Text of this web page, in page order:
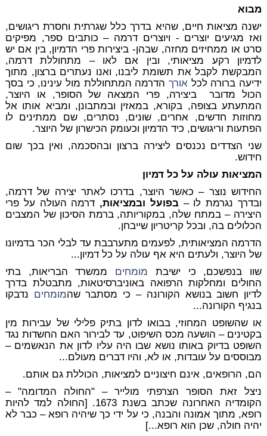
מבוא
ישנה מציאות חיים, שהיא בדרך כלל שגרתית וחסרת ריגושים,
ואז מגיעים יוצרים - ויוצרים דרמה – כותבים ספר, מפיקים
סרט או ממחיזים מחזה, שבהן- ביצירות פרי הדמיון, בין אם יש
לדמיון רקע מציאותי, ובין אם לאו – מתחוללת דרמה,
המבקשת לקבל את תשומת ליבנו, ואנו נעתרים ברצון, מתוך
ידיעה ברורה לכל אורךהדרמה המתחוללת מול עינינו, כי בסך
הכול מדובר ביצירה, פרי המצאה של הסופר, או היוצר,
המתעתע בצופה, בקורא, במאזין ובמתבונן, ומביא אותו אל
מחוזות חדשים, אחרים, שונים, נסתרים, שם ממתינים לו
הפתעות וריגושים, כיד הדמיון וכעומק הכישרון של היוצר.
שני הצדדים נכנסים ליצירה ברצון ובהסכמה, ואין בכך שום
חידוש.
המציאות עולה על כל דמיון
החידוש נוצר – כאשר היוצר, בדרכו לאתר יצירה של דרמה,
ובדרך נגרמת לו –בפועל ובמציאות, דרמה העולה על פרי
היצירה – במתח שלה, במקוריותה, ברמת הסיכון של המצבים
הכלולים בה, ובכל קריטריון שייבחן.
הדרמה המציאותית, לפעמים מתערבבת עד לבלי הכר בדמיונו
של היוצר, ולעתים היא אף עולה על כל דמיון...
שוו בנפשכם, כי ישיבת מומחים ממשרד הבריאות, בתי
החולים ומחלקות הרפואה באוניברסיטאות, מתבטלת בדרך
לדיון חשוב בנושא הקורונה – כי מסתבר שהמומחים נדבקו
בנגיף הקורונה...
או שהשופט המחוזי, בבואו לדון בתיק פלילי של עבירות מין
בקטינים – הושעה מכס השיפוט, עד לבירור האם החשדות נגד
השופט בדיוק באותו נושא שבו היה עליו לדון את הנאשמים –
מבוססים על עובדות, או לא, והיו דברים מעולם...
הם, הרופאים, אינם חיצוניים למציאות, הכוללת גם אותם.
ניצל זאת הסופר הצרפתי מולייר – "החולה המדומה" –
הקומדיה האחרונה שכתב בשנת 1673. [החולה למד להיות
רופא, מתוך אמונה והבנה, כי על ידי כך שיהיה רופא – כבר לא
יהיה חולה, שכן הוא רופא...]